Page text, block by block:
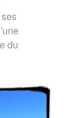
du